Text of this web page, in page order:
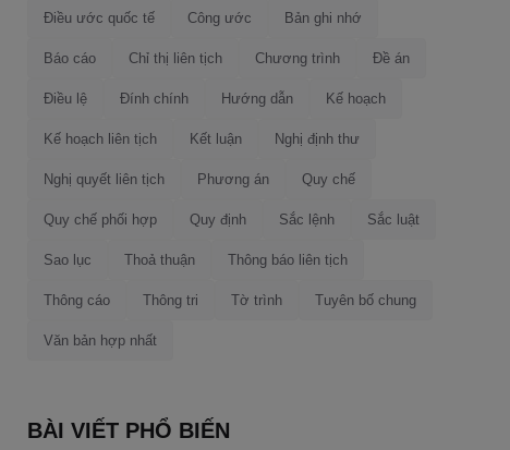
Điều ước quốc tế Công ước Bản ghi nhớ
Báo cáo Chỉ thị liên tịch Chương trình Đề án
Điều lệ Đính chính Hướng dẫn Kế hoạch
Kế hoạch liên tịch Kết luận Nghị định thư
Nghị quyết liên tịch Phương án Quy chế
Quy chế phối hợp Quy định Sắc lệnh Sắc luật
Sao lục Thoả thuận Thông báo liên tịch
Thông cáo Thông tri Tờ trình Tuyên bố chung
Văn bản hợp nhất
BÀI VIẾT PHỔ BIẾN